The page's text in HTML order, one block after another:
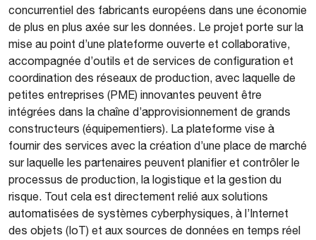
concurrentiel des fabricants européens dans une économie
de plus en plus axée sur les données. Le projet porte sur la
mise au point d’une plateforme ouverte et collaborative,
accompagnée d’outils et de services de configuration et
coordination des réseaux de production, avec laquelle de
petites entreprises (PME) innovantes peuvent être
intégrées dans la chaîne d’approvisionnement de grands
constructeurs (équipementiers). La plateforme vise à
fournir des services avec la création d’une place de marché
sur laquelle les partenaires peuvent planifier et contrôler le
processus de production, la logistique et la gestion du
risque. Tout cela est directement relié aux solutions
automatisées de systèmes cyberphysiques, à l’Internet
des objets (IoT) et aux sources de données en temps réel